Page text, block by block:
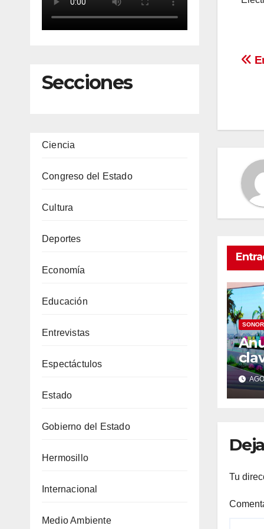
Secciones
Ciencia
Congreso del Estado
Cultura
Deportes
Economía
Educación
Entrevistas
Espectáctulos
Estado
Gobierno del Estado
Hermosillo
Internacional
Medio Ambiente
Tu